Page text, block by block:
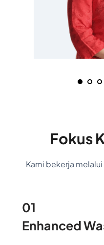
Fokus
Kami bekerja
01
Enhanced